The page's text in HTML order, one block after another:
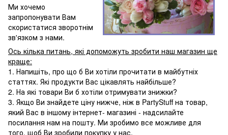
Ми хочемо
запропонувати Вам
скористатися зворотнім
зв'язком з нами.
Ось кілька питань, які допоможуть зробити наш магазин ще
краще:
1. Напишіть, про що б Ви хотіли прочитати в майбутніх
статтях. Які продукти Вас цікавлять найбільше?
2. На які товари Ви б хотіли отримувати знижки?
3. Якщо Ви знайдете ціну нижче, ніж в PartyStuff на товар,
який Вас в іншому інтернет- магазині - надсилайте
посилання нам на пошту. Ми зробимо все можливе для
того, щоб Ви зробили покупку у нас.